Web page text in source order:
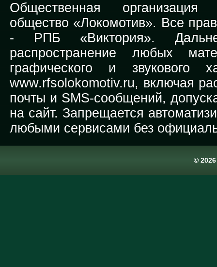
Общественная организация
общество «Локомотив». Все
- РПБ «Виктория».
распространение любых
графического и звукового
www.rfsolokomotiv.ru, включая
почты и SMS-сообщений,
на сайт. Запрещается
любыми сервисами без
©